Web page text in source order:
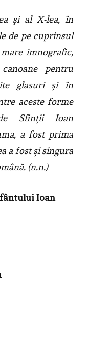
şi al X-lea, în
de pe cuprinsul
imnografic,
pentru
glasuri şi în
aceste forme
Sfinţii Ioan
a fost prima
a fost şi singura
(n.n.)
Ioan